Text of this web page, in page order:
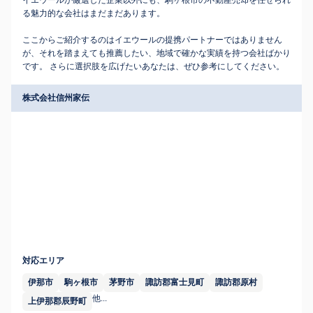
る魅力的な会社はまだまだあります。
ここからご紹介するのはイエウールの提携パートナーではありません
が、それを踏まえても推薦したい、地域で確かな実績を持つ会社ばかり
です。 さらに選択肢を広げたいあなたは、ぜひ参考にしてください。
株式会社信州家伝
対応エリア
伊那市 駒ヶ根市 茅野市 諏訪郡富士見町
諏訪郡原村
上伊那郡辰野町 他...